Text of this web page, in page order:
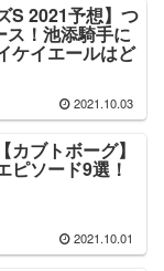
S 2021予想】つ
！池添騎手に
ケイエールはど
2021.10.03
ブトボーグ】
ピソード9選！
2021.10.01